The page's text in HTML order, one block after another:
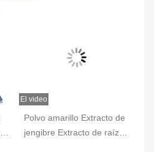
El video
Polvo amarillo Extracto de
jengibre Extracto de raíz